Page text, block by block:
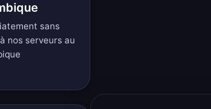
sans
nos serveurs au